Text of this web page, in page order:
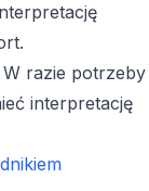
W razie potrzeby
interpretację